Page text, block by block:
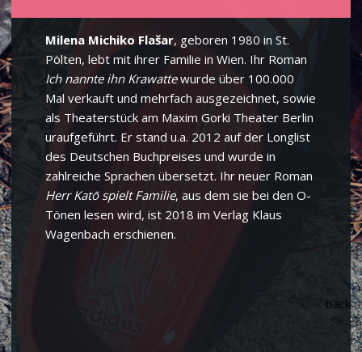
Milena Michiko Flašar, geboren 1980 in St.
Pölten, lebt mit ihrer Familie in Wien. Ihr Roman
Ich nannte ihn Krawattewurde über 100.000
Mal verkauft und mehrfach ausgezeichnet, sowie
als Theaterstück am Maxim Gorki Theater Berlin
uraufgeführt. Er stand u.a. 2012 auf der Longlist
des Deutschen Buchpreises und wurde in
zahlreiche Sprachen übersetzt. Ihr neuer Roman
Herr Katō spielt Familie, aus dem sie bei den O-
Tönen lesen wird, ist 2018 im Verlag Klaus
Wagenbach erschienen.
back